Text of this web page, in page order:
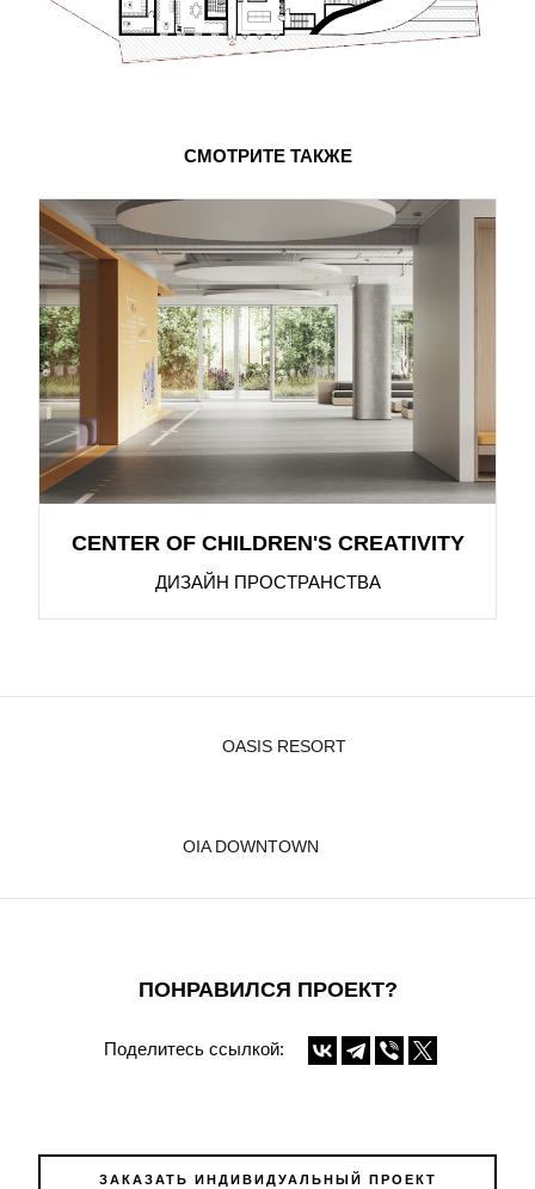
СМОТРИТЕ ТАКЖЕ
CENTER OF CHILDREN'S CREATIVITY
ДИЗАЙН ПРОСТРАНСТВА
OASIS RESORT
OIA DOWNTOWN
ПОНРАВИЛСЯ ПРОЕКТ?
Поделитесь ссылкой:
ЗАКАЗАТЬ ИНДИВИДУАЛЬНЫЙ ПРОЕКТ